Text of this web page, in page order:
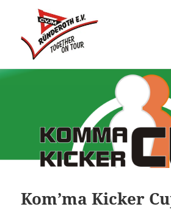
CVJM Ründeroth
Kom’ma Kicker